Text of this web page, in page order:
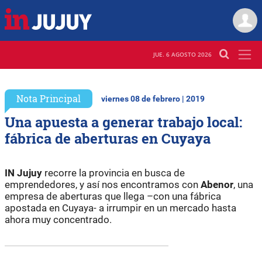
JUE. 6 AGOSTO 2026
Nota Principal viernes 08 de febrero | 2019
Una apuesta a generar trabajo local:
fábrica de aberturas en Cuyaya
IN Jujuy recorre la provincia en busca de
emprendedores, y así nos encontramos con Abenor, una
empresa de aberturas que llega –con una fábrica
apostada en Cuyaya- a irrumpir en un mercado hasta
ahora muy concentrado.